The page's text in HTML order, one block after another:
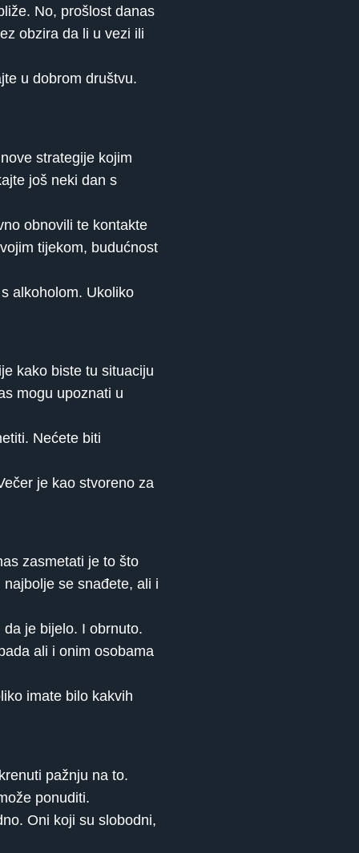
No, prošlost danas
obzira da li u vezi ili
u dobrom društvu.
strategije kojim
još neki dan s
obnovili te kontakte
tijekom, budućnost
alkoholom. Ukoliko
kako biste tu situaciju
mogu upoznati u
Nećete biti
je kao stvoreno za
zasmetati je to što
se snađete, ali i
je bijelo. I obrnuto.
ali i onim osobama
imate bilo kakvih
pažnju na to.
ponuditi.
Oni koji su slobodni,